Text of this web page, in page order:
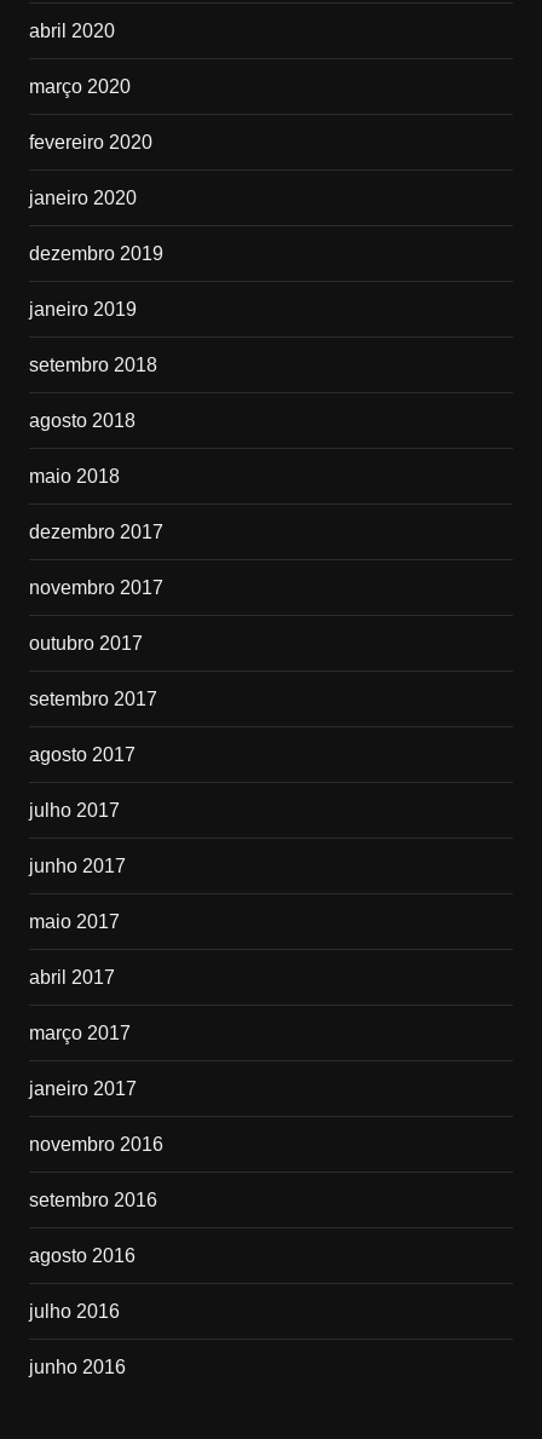
abril 2020
março 2020
fevereiro 2020
janeiro 2020
dezembro 2019
janeiro 2019
setembro 2018
agosto 2018
maio 2018
dezembro 2017
novembro 2017
outubro 2017
setembro 2017
agosto 2017
julho 2017
junho 2017
maio 2017
abril 2017
março 2017
janeiro 2017
novembro 2016
setembro 2016
agosto 2016
julho 2016
junho 2016